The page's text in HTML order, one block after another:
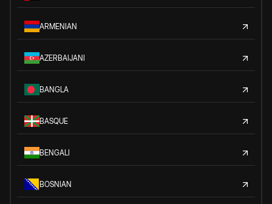
ARMENIAN
AZERBAIJANI
BANGLA
BASQUE
BENGALI
BOSNIAN